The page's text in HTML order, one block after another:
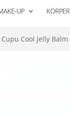
UP KÖRPER
Cupu Cool Jelly Balm